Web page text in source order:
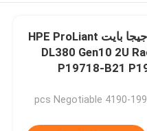
DDR4 32 جيجا بايت HPE ProLiant
DL380 Gen10 2U
P19718-B21